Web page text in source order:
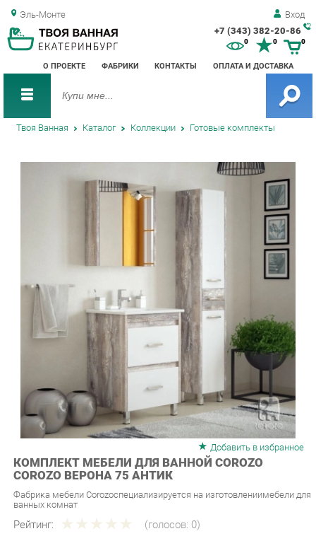
Эль-Монте Вход
+7 (343) 382-20-86
О ПРОЕКТЕ ФАБРИКИ КОНТАКТЫ ОПЛАТА И ДОСТАВКА
0 0
Твоя Ванная Каталог Коллекции Готовые комплекты
Добавить в избранное
КОМПЛЕКТ МЕБЕЛИ ДЛЯ ВАННОЙ COROZO
COROZO ВЕРОНА 75 АНТИК
Фабрика мебели Corozoспециализируется на изготовлениимебели для
Рейтинг: (голосов:
Артикул: u-0278017